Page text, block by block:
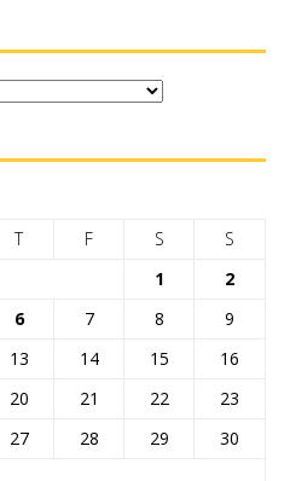
T F S
S
1
2
6 7 8
9
13 14 15
16
20 21 22
23
27 28 29
30